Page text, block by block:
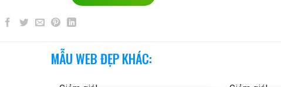
MẪU WEB ĐẸP KHÁC: